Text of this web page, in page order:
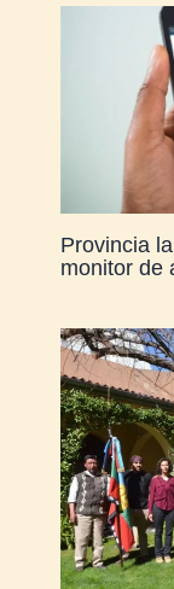
Provincia
monitor de